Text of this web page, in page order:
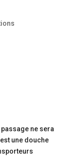
ne sera
une douche